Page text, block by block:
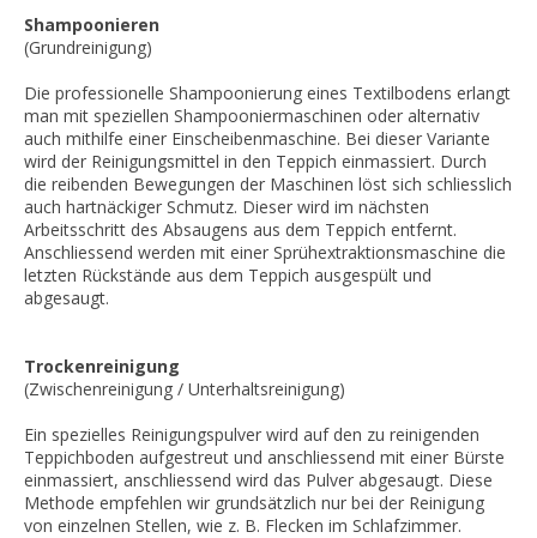
Shampoonieren
(Grundreinigung)
Die professionelle Shampoonierung eines Textilbodens erlangt
man mit speziellen Shampooniermaschinen oder alternativ
auch mithilfe einer Einscheibenmaschine. Bei dieser Variante
wird der Reinigungsmittel in den Teppich einmassiert. Durch
die reibenden Bewegungen der Maschinen löst sich schliesslich
auch hartnäckiger Schmutz. Dieser wird im nächsten
Arbeitsschritt des Absaugens aus dem Teppich entfernt.
Anschliessend werden mit einer Sprühextraktionsmaschine die
letzten Rückstände aus dem Teppich ausgespült und
abgesaugt.
Trockenreinigung
(Zwischenreinigung / Unterhaltsreinigung)
Ein spezielles Reinigungspulver wird auf den zu reinigenden
Teppichboden aufgestreut und anschliessend mit einer Bürste
einmassiert, anschliessend wird das Pulver abgesaugt. Diese
Methode empfehlen wir grundsätzlich nur bei der Reinigung
von einzelnen Stellen, wie z. B. Flecken im Schlafzimmer.